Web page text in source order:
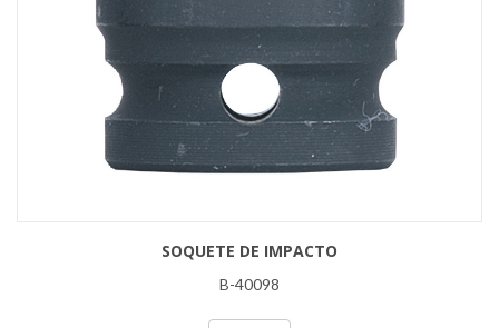
SOQUETE DE IMPACTO
B-40098